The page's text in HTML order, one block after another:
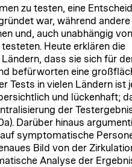
zu testen, eine
war, während andere
und, auch unabhängig von
Heute erklären die
dass sie sich für
befürworten eine
Tests in vielen Ländern ist
und lückenhaft;
der
Darüber hinaus
symptomatische
Bild von der
Analyse der